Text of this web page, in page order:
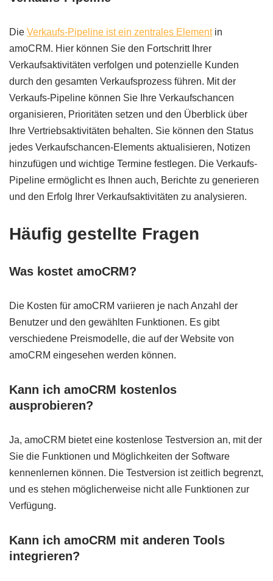
Die Verkaufs-Pipeline ist ein zentrales Elementin
amoCRM. Hier können Sie den Fortschritt Ihrer
Verkaufsaktivitäten verfolgen und potenzielle Kunden
durch den gesamten Verkaufsprozess führen. Mit der
Verkaufs-Pipeline können Sie Ihre Verkaufschancen
organisieren, Prioritäten setzen und den Überblick über
Ihre Vertriebsaktivitäten behalten. Sie können den Status
jedes Verkaufschancen-Elements aktualisieren, Notizen
hinzufügen und wichtige Termine festlegen. Die Verkaufs-
Pipeline ermöglicht es Ihnen auch, Berichte zu generieren
und den Erfolg Ihrer Verkaufsaktivitäten zu analysieren.
Häufig gestellte Fragen
Was kostet amoCRM?
Die Kosten für amoCRM variieren je nach Anzahl der
Benutzer und den gewählten Funktionen. Es gibt
verschiedene Preismodelle, die auf der Website von
amoCRM eingesehen werden können.
Kann ich amoCRM kostenlos
ausprobieren?
Ja, amoCRM bietet eine kostenlose Testversion an, mit der
Sie die Funktionen und Möglichkeiten der Software
kennenlernen können. Die Testversion ist zeitlich begrenzt,
und es stehen möglicherweise nicht alle Funktionen zur
Verfügung.
Kann ich amoCRM mit anderen Tools
integrieren?